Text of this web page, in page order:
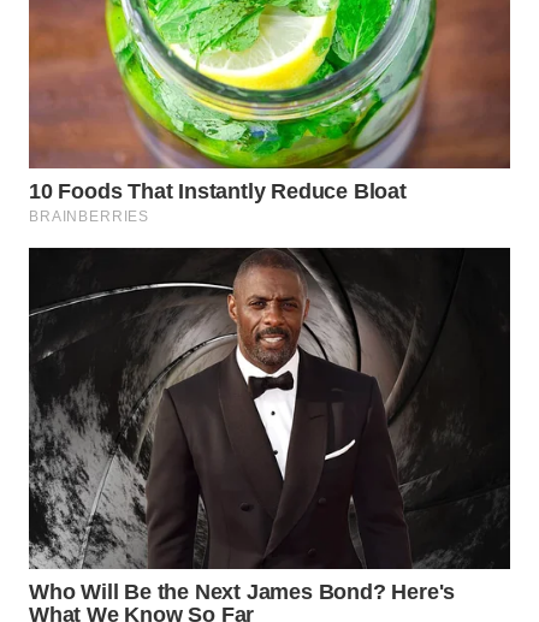
WN
GORONTALO
SULUT
WN
MALUKU
MALUT
DAIRI
WN
DANAU
TOBA
WN
NIAS